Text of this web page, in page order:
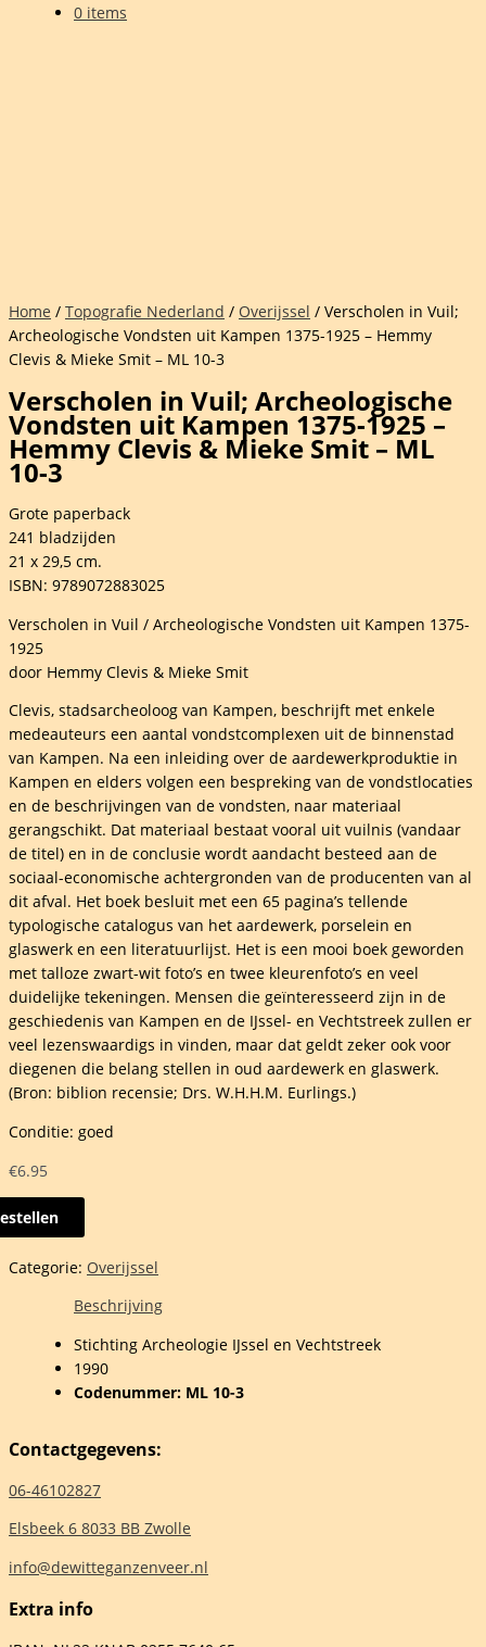
0 items
Home / Topografie Nederland / Overijssel / Verscholen in Vuil;
Archeologische Vondsten uit Kampen 1375-1925 – Hemmy
Clevis & Mieke Smit – ML 10-3
Verscholen in Vuil; Archeologische
Vondsten uit Kampen 1375-1925 –
Hemmy Clevis & Mieke Smit – ML
10-3
Grote paperback
241 bladzijden
21 x 29,5 cm.
ISBN: 9789072883025
Verscholen in Vuil / Archeologische Vondsten uit Kampen 1375-
1925
door Hemmy Clevis & Mieke Smit
Clevis, stadsarcheoloog van Kampen, beschrijft met enkele
medeauteurs een aantal vondstcomplexen uit de binnenstad
van Kampen. Na een inleiding over de aardewerkproduktie in
Kampen en elders volgen een bespreking van de vondstlocaties
en de beschrijvingen van de vondsten, naar materiaal
gerangschikt. Dat materiaal bestaat vooral uit vuilnis (vandaar
de titel) en in de conclusie wordt aandacht besteed aan de
sociaal-economische achtergronden van de producenten van al
dit afval. Het boek besluit met een 65 pagina’s tellende
typologische catalogus van het aardewerk, porselein en
glaswerk en een literatuurlijst. Het is een mooi boek geworden
met talloze zwart-wit foto’s en twee kleurenfoto’s en veel
duidelijke tekeningen. Mensen die geïnteresseerd zijn in de
geschiedenis van Kampen en de IJssel- en Vechtstreek zullen er
veel lezenswaardigs in vinden, maar dat geldt zeker ook voor
diegenen die belang stellen in oud aardewerk en glaswerk.
(Bron: biblion recensie; Drs. W.H.H.M. Eurlings.)
Conditie: goed
€6.95
Categorie: Overijssel
Beschrijving
Stichting Archeologie IJssel en Vechtstreek
1990
Codenummer: ML 10-3
Contactgegevens:
06-46102827
Elsbeek 6 8033 BB Zwolle
info@dewitteganzenveer.nl
Extra info